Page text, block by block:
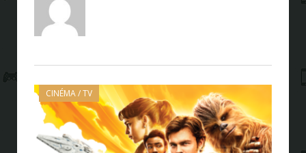
CINÉMA / TV